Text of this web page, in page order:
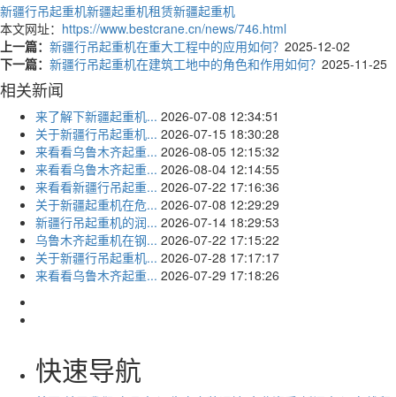
新疆行吊起重机新疆起重机租赁新疆起重机
本文网址： https://www.bestcrane.cn/news/746.html
上一篇： 新疆行吊起重机在重大工程中的应用如何？ 2025-12-02
下一篇： 新疆行吊起重机在建筑工地中的角色和作用如何？ 2025-11-25
相关新闻
来了解下新疆起重机... 2026-07-08 12:34:51
关于新疆行吊起重机... 2026-07-15 18:30:28
来看看乌鲁木齐起重... 2026-08-05 12:15:32
来看看乌鲁木齐起重... 2026-08-04 12:14:55
来看看新疆行吊起重... 2026-07-22 17:16:36
关于新疆起重机在危... 2026-07-08 12:29:29
新疆行吊起重机的润... 2026-07-14 18:29:53
乌鲁木齐起重机在钢... 2026-07-22 17:15:22
关于新疆行吊起重机... 2026-07-28 17:17:17
来看看乌鲁木齐起重... 2026-07-29 17:18:26
快速导航